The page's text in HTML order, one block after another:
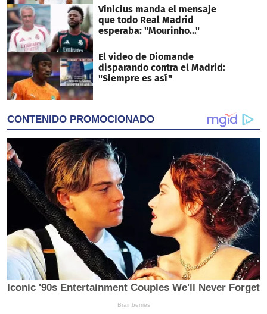
Vinicius manda el mensaje
que todo Real Madrid
esperaba: "Mourinho..."
El video de Diomande
disparando contra el Madrid:
"Siempre es así"